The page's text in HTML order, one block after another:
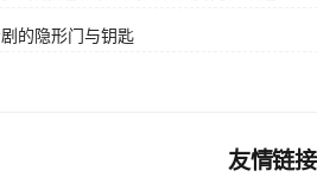
的隐形门与钥匙
友情链接